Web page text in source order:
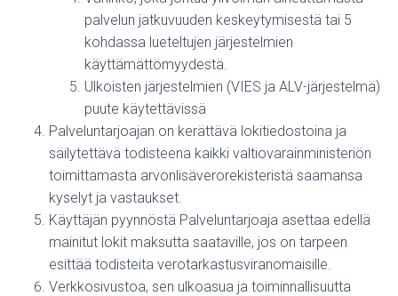
palvelun jatkuvuuden keskeytymisestä tai 5
kohdassa lueteltujen järjestelmien
käyttämättömyydestä.
Ulkoisten järjestelmien (VIES ja ALV-järjestelmä)
puute käytettävissä
Palveluntarjoajan on kerättävä lokitiedostoina ja
säilytettävä todisteena kaikki valtiovarainministeriön
toimittamasta arvonlisäverorekisteristä saamansa
kyselyt ja vastaukset.
Käyttäjän pyynnöstä Palveluntarjoaja asettaa edellä
mainitut lokit maksutta saataville, jos on tarpeen
esittää todisteita verotarkastusviranomaisille.
Verkkosivustoa, sen ulkoasua ja toiminnallisuutta